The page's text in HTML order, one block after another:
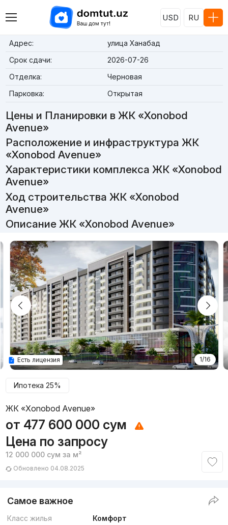
USD RU
Адрес:
улица Ханабад
Срок сдачи:
2026-07-26
Отделка:
Черновая
Парковка:
Открытая
Цены и Планировки в ЖК «Xonobod
Avenue»
Расположение и инфраструктура ЖК
«Xonobod Avenue»
Характеристики комплекса ЖК «Xonobod
Avenue»
Ход строительства ЖК «Xonobod
Avenue»
Описание ЖК «Xonobod Avenue»
1/16
Есть лицензия
Ипотека 25%
ЖК «Xonobod Avenue»
от 477 600 000 сум
Цена по запросу
12 000 000 сум за м²
Обновлено 04.08.2025
Самое важное
Класс жилья
Комфорт